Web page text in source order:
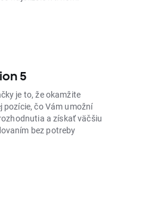
5
je to, že okamžite
pozície, čo Vám umožní
a získať väčšiu
bez potreby